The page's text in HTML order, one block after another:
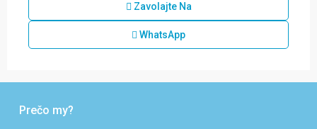
Zavolajte Na
WhatsApp
Prečo my?